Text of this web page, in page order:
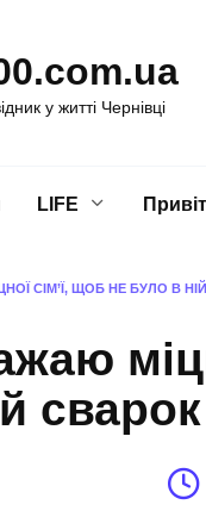
у житті Чернівці
LIFE
СІМ’Ї, ЩОБ НЕ БУЛО В
сварок